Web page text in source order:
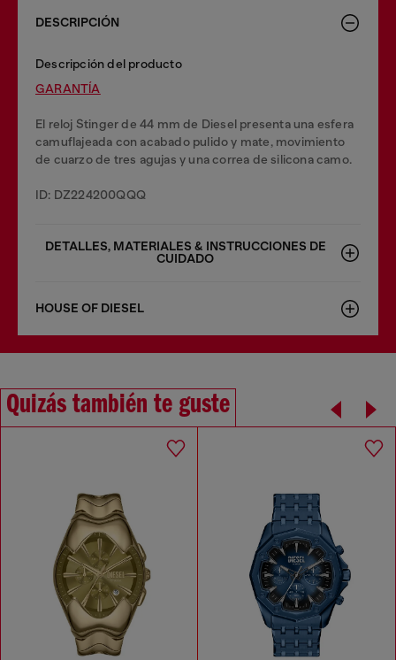
DESCRIPCIÓN
Descripción del producto
GARANTĺA
El reloj Stinger de 44 mm de Diesel presenta una esfera
camuflajeada con acabado pulido y mate, movimiento
de cuarzo de tres agujas y una correa de silicona camo.
ID: DZ224200QQQ
DETALLES, MATERIALES & INSTRUCCIONES DE
CUIDADO
HOUSE OF DIESEL
Quizás también te guste